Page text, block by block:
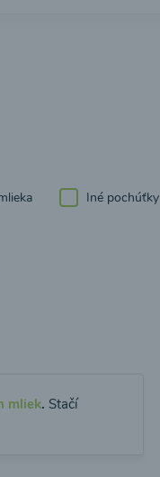
Iné pochúťky
mliek. Stačí